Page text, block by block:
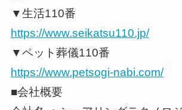
▼生活110番
https://www.seikatsu110.jp/
▼ペット葬儀110番
https://www.petsogi-nabi.com/
■会社概要